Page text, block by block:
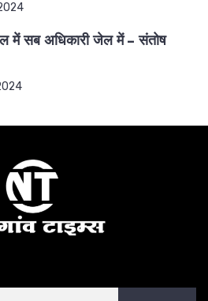
में सब अधिकारी जेल में – संतोष